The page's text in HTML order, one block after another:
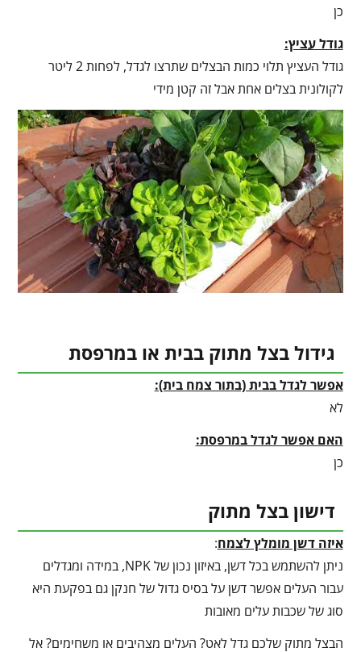
כן
גודל עציץ:
גודל העציץ תלוי כמות הבצלים שתרצו לגדל, לפחות 2 ליטר
לקולונית בצלים אחת אבל זה קטן מידי
גידול בצל מתוק בבית או במרפסת
אפשר לגדל בבית (בתור צמח בית):
לא
האם אפשר לגדל במרפסת:
כן
דישון בצל מתוק
איזה דשן מומלץ לצמח:
ניתן להשתמש בכל דשן, באיזון נכון של NPK, במידה ומגדלים
עבור העלים אפשר דשן על בסיס גדול של חנקן גם בפקעת היא
סוג של שכבות עלים מאובות
הבצל מתוק שלכם גדל לאט? העלים מצהיבים או משחימים? אל